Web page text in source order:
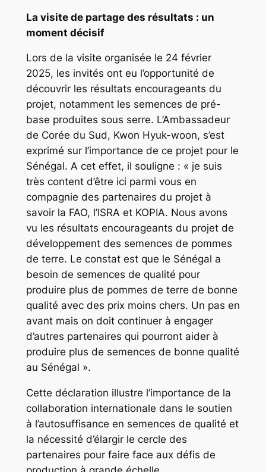
La visite de partage des résultats : un
moment décisif
Lors de la visite organisée le 24 février
2025, les invités ont eu l’opportunité de
découvrir les résultats encourageants du
projet, notamment les semences de pré-
base produites sous serre. L’Ambassadeur
de Corée du Sud, Kwon Hyuk-woon, s’est
exprimé sur l’importance de ce projet pour le
Sénégal. A cet effet, il souligne : « je suis
très content d’être ici parmi vous en
compagnie des partenaires du projet à
savoir la FAO, l’ISRA et KOPIA. Nous avons
vu les résultats encourageants du projet de
développement des semences de pommes
de terre. Le constat est que le Sénégal a
besoin de semences de qualité pour
produire plus de pommes de terre de bonne
qualité avec des prix moins chers. Un pas en
avant mais on doit continuer à engager
d’autres partenaires qui pourront aider à
produire plus de semences de bonne qualité
au Sénégal ».
Cette déclaration illustre l’importance de la
collaboration internationale dans le soutien
à l’autosuffisance en semences de qualité et
la nécessité d’élargir le cercle des
partenaires pour faire face aux défis de